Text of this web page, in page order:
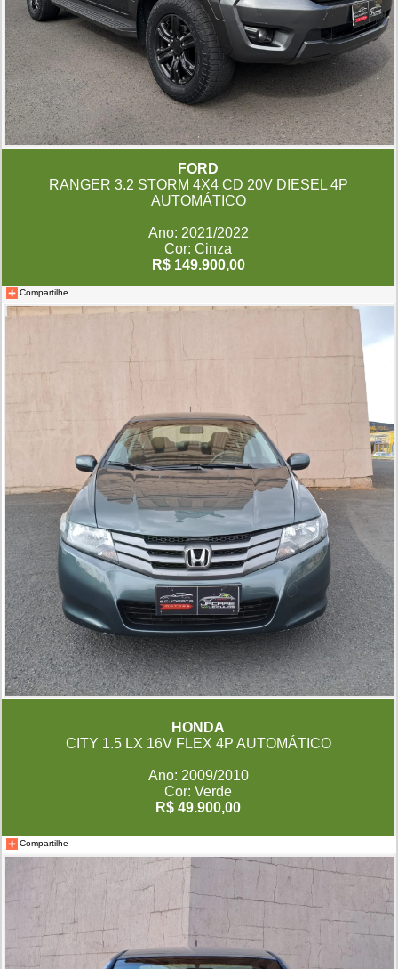
FORD
RANGER 3.2 STORM 4X4 CD 20V DIESEL 4P
AUTOMÁTICO
Ano: 2021/2022
Cor: Cinza
R$ 149.900,00
Compartilhe
HONDA
CITY 1.5 LX 16V FLEX 4P AUTOMÁTICO
Ano: 2009/2010
Cor: Verde
R$ 49.900,00
Compartilhe